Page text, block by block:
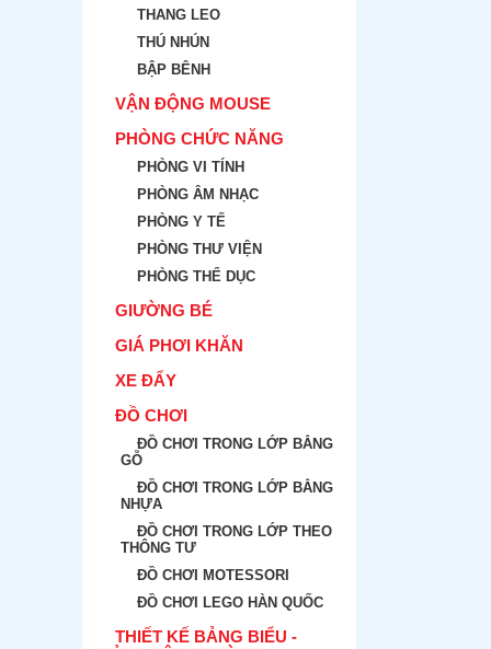
THANG LEO
THÚ NHÚN
BẬP BÊNH
VẬN ĐỘNG MOUSE
PHÒNG CHỨC NĂNG
PHÒNG VI TÍNH
PHÒNG ÂM NHẠC
PHÒNG Y TẾ
PHÒNG THƯ VIỆN
PHÒNG THỂ DỤC
GIƯỜNG BÉ
GIÁ PHƠI KHĂN
XE ĐẨY
ĐỒ CHƠI
ĐỒ CHƠI TRONG LỚP BẲNG
GỖ
ĐỒ CHƠI TRONG LỚP BẲNG
NHỰA
ĐỒ CHƠI TRONG LỚP THEO
THÔNG TƯ
ĐỒ CHƠI MOTESSORI
ĐỒ CHƠI LEGO HÀN QUỐC
THIẾT KẾ BẢNG BIỂU -